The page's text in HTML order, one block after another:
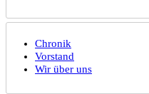
Chronik
Vorstand
Wir über uns